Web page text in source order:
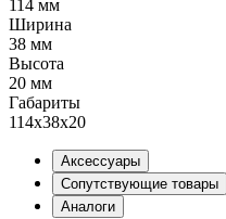
114 мм
Ширина
38 мм
Высота
20 мм
Габариты
114x38x20
Аксессуары
Сопутствующие товары
Аналоги